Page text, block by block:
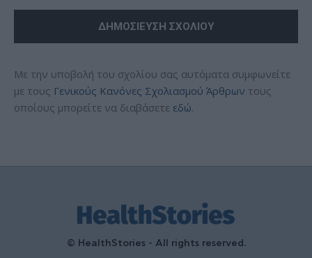
Με την υποβολή του σχολίου σας αυτόματα συμφωνείτε
με τους Γενικούς Κανόνες Σχολιασμού Άρθρων τους
οποίους μπορείτε να διαβάσετε εδώ.
© HealthStories - All rights reserved.